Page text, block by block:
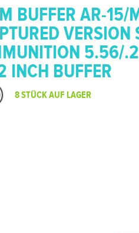
BUFFER AR-15/
VERSION
5.56/
INCH BUFFER
8 STÜCK AUF LAGER